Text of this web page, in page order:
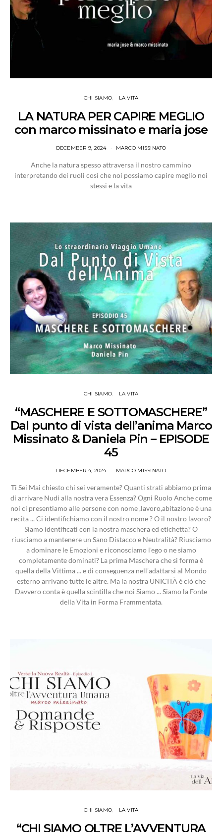
CHI SIAMO LA VITA
LA NATURA PER CAPIRE MEGLIO
con marco missinato e maria jose
DECEMBER 9, 2024 MARCO MISSINATO
Anche la natura spesso attraversa il nostro cammino
interpretando dei ruoli così che noi possiamo capire meglio noi
stessi e la vita
CHI SIAMO LA VITA
“MASCHERE E SOTTOMASCHERE”
Dal punto di vista dell’anima Marco
Missinato & Daniela Pin – EPISODE
45
DECEMBER 4, 2024 MARCO MISSINATO
Ti Sei Mai chiesto chi sei veramente? Quanti strati abbiamo prima
di arrivare Nudi alla nostra vera Essenza? Ogni Ruolo Anche come
noi ci presentiamo alle persone con nome ,lavoro,abitazione è una
recita ... Ci identifichiamo con il nostro nome ? O il nostro lavoro?
Siamo identificati con la nostra maschera ed etichetta? O
riusciamo a mantenere un Sano Distacco e Neutralità? Riusciamo
a dominare le Emozioni e riconosciamo l'ego o ne siamo
completamente dominati? La prima Maschera che si forma è
quella della Vittima ... e di conseguenza nell'adattarsi al Mondo
esterno arrivano tutte le altre. Ma la nostra UNICITÀ è ciò che
Davvero conta è quella scintilla che noi Siamo ... Siamo la Fonte
della Vita in Forma Frammentata.
CHI SIAMO LA VITA
“CHI SIAMO OLTRE L’AVVENTURA